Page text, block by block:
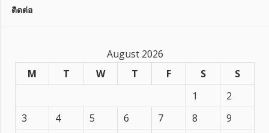
ติดต่อ
August 2026
M
T W T F S S
1
2
3
4 5 6 7 8
9